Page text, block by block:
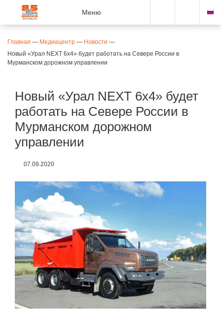
Меню
Главная — Медиацентр — Новости —
Новый «Урал NEXT 6х4» будет работать на Севере России в
Мурманском дорожном управлении
Новый «Урал NEXT 6х4» будет
работать на Севере России в
Мурманском дорожном
управлении
07.09.2020